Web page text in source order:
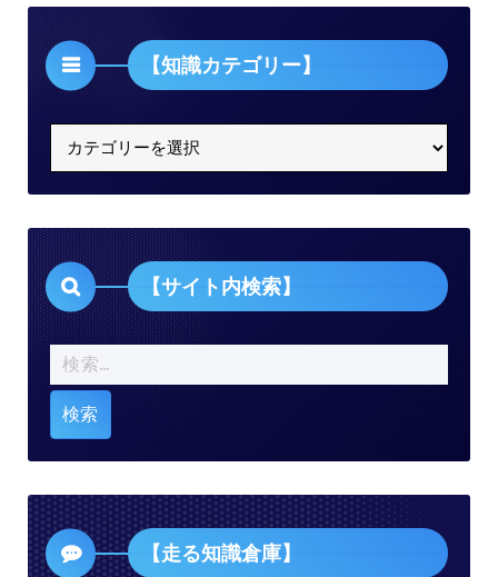
【知識カテゴリー】
【知
カ
ゴ
リ
ー】
【サイト内検索】
検
索:
【走る知識倉庫】